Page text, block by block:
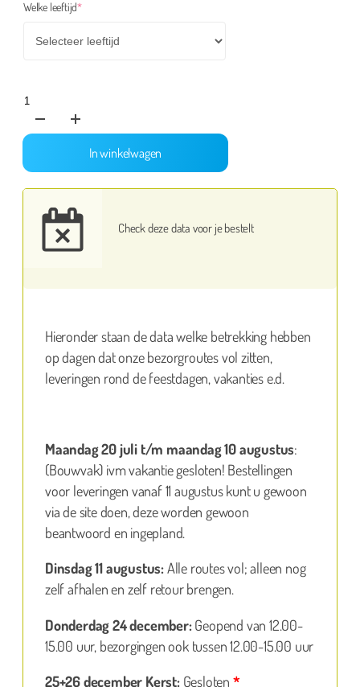
Welke leeftijd*(required)
Abraham
pop
Wandelaar
aantal
In winkelwagen
Check deze data voor je bestelt
Hieronder staan de data welke betrekking hebben
op dagen dat onze bezorgroutes vol zitten,
leveringen rond de feestdagen, vakanties e.d.
Maandag 20 juli t/m maandag 10 augustus:
(Bouwvak) ivm vakantie gesloten! Bestellingen
voor leveringen vanaf 11 augustus kunt u gewoon
via de site doen, deze worden gewoon
beantwoord en ingepland.
Dinsdag 11 augustus:Alle routes vol; alleen nog
zelf afhalen en zelf retour brengen.
Donderdag 24 december:Geopend van 12.00-
15.00 uur, bezorgingen ook tussen 12.00-15.00 uur
25+26 december Kerst:Gesloten *